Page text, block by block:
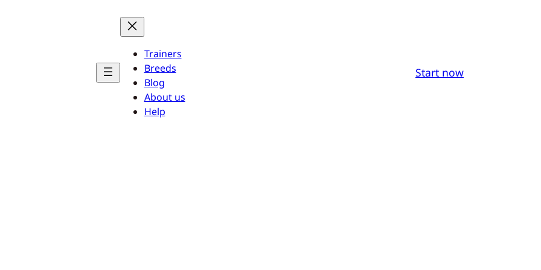
Trainers
Breeds
Blog
About us
Help
Start now